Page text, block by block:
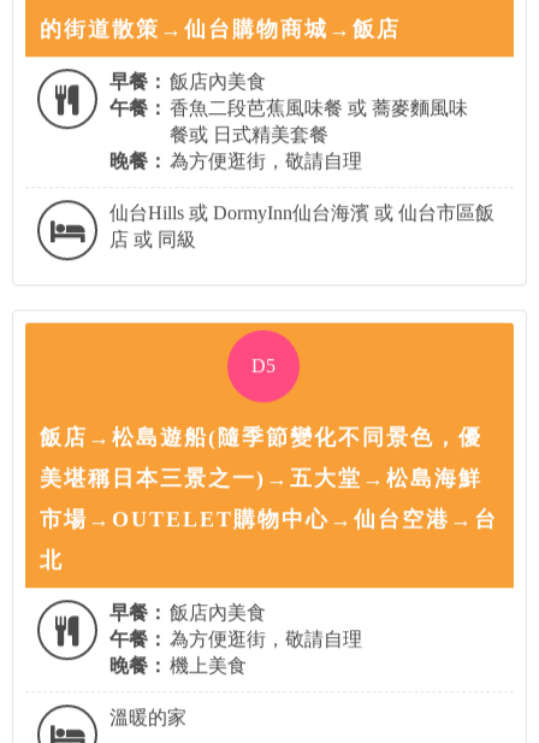
的街道散策→仙台購物商城→飯店
早餐： 飯店內美食
午餐： 香魚二段芭蕉風味餐 或 蕎麥麵風味
餐或 日式精美套餐
晚餐： 為方便逛街，敬請自理
仙台Hills 或 DormyInn仙台海濱 或 仙台市區飯
店 或 同級
D5
飯店→松島遊船(隨季節變化不同景色，優
美堪稱日本三景之一)→五大堂→松島海鮮
市場→OUTELET購物中心→仙台空港→台
北
早餐： 飯店內美食
午餐： 為方便逛街，敬請自理
晚餐： 機上美食
溫暖的家